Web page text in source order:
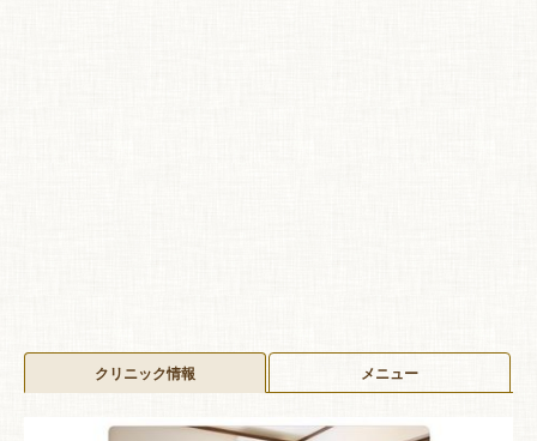
クリニック情報 メニュー